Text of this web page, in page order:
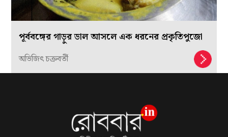
পূর্ববঙ্গের গাড়ুর ডাল আসলে এক ধরনের প্রকৃতিপুজো
অভিজিৎ চক্রবর্তী